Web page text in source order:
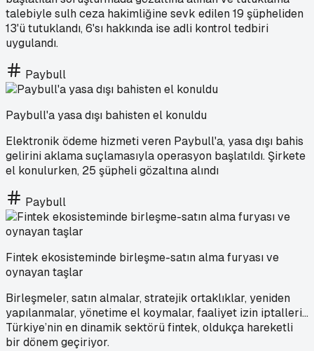
talebiyle sulh ceza hakimliğine sevk edilen 19 şüpheliden
13'ü tutuklandı, 6'sı hakkında ise adli kontrol tedbiri
uygulandı.
Paybull
Paybull'a yasa dışı bahisten el konuldu
Elektronik ödeme hizmeti veren Paybull'a, yasa dışı bahis
gelirini aklama suçlamasıyla operasyon başlatıldı. Şirkete
el konulurken, 25 şüpheli gözaltına alındı
Paybull
Fintek ekosisteminde birleşme-satın alma furyası ve
oynayan taşlar
Birleşmeler, satın almalar, stratejik ortaklıklar, yeniden
yapılanmalar, yönetime el koymalar, faaliyet izin iptalleri...
Türkiye’nin en dinamik sektörü fintek, oldukça hareketli
bir dönem geçiriyor.